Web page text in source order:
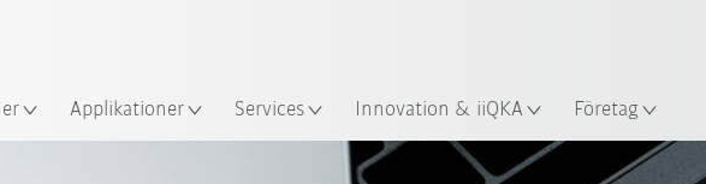
Applikationer Services Innovation & iiQKA Företag